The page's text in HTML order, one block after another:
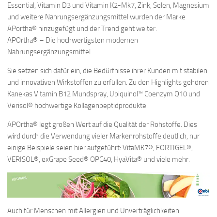
Essential, Vitamin D3 und Vitamin K2-Mk7, Zink, Selen, Magnesium
und weitere Nahrungsergänzungsmittel wurden der Marke
APortha® hinzugefügt und der Trend geht weiter.
APOrtha® – Die hochwertigsten modernen
Nahrungsergänzungsmittel
Sie setzen sich dafür ein, die Bedürfnisse ihrer Kunden mit stabilen
und innovativen Wirkstoffen zu erfüllen. Zu den Highlights gehören
Kanekas Vitamin B12 Mundspray, Ubiquinol™ Coenzym Q10 und
Verisol® hochwertige Kollagenpeptidprodukte.
APOrtha® legt großen Wert auf die Qualität der Rohstoffe. Dies
wird durch die Verwendung vieler Markenrohstoffe deutlich, nur
einige Beispiele seien hier aufgeführt: VitaMK7®, FORTIGEL®,
VERISOL®, exGrape Seed® OPC40, HyaVita® und viele mehr.
Auch für Menschen mit Allergien und Unverträglichkeiten